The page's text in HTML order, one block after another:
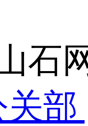
石
部